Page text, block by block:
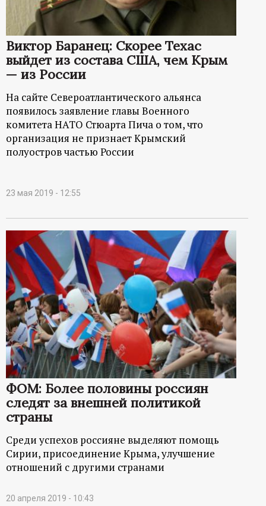
т
а
л
Виктор Баранец: Скорее Техас
выйдет из состава США, чем Крым
— из России
На сайте Североатлантического альянса
появилось заявление главы Военного
комитета НАТО Стюарта Пича о том, что
организация не признает Крымский
полуостров частью России
23 мая 2019 - 12:55
ФОМ: Более половины россиян
следят за внешней политикой
страны
Среди успехов россияне выделяют помощь
Сирии, присоединение Крыма, улучшение
отношений с другими странами
20 апреля 2019 - 10:43